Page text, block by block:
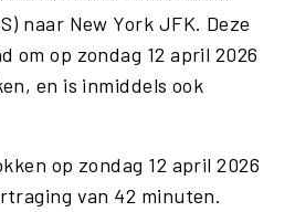
naar New York JFK. Deze
om op zondag 12 april 2026
en is inmiddels ook
op zondag 12 april 2026
van 42 minuten.